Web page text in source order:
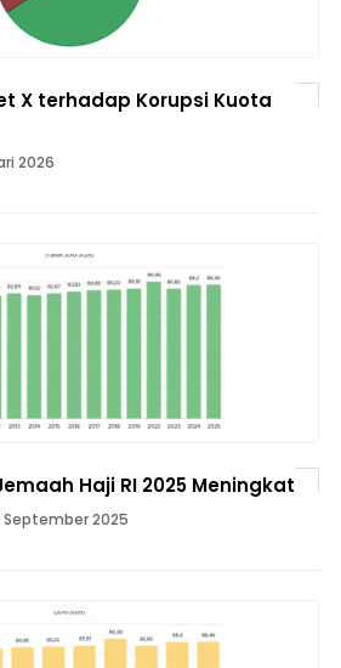
X terhadap Korupsi Kuota
2026
Haji RI 2025 Meningkat
September 2025